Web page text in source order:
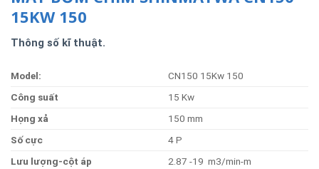
15KW 150
Thông số kĩ thuật.
Model:
CN150 15Kw 150
Công suất
15 Kw
Họng xả
150 mm
Số cực
4 P
Lưu lượng-cột áp
2.87 -19 m3/min-m